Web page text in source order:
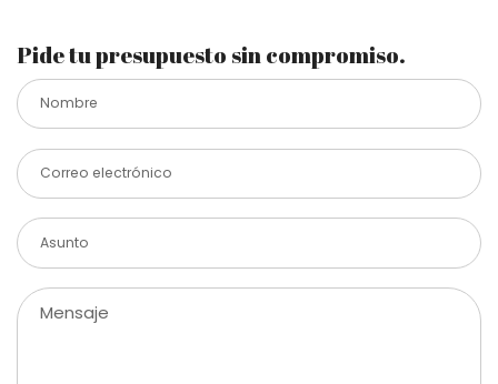
Pide tu presupuesto sin compromiso.